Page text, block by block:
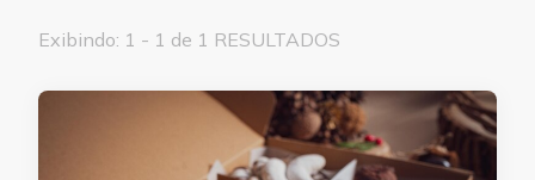
Exibindo: 1 - 1 de 1 RESULTADOS